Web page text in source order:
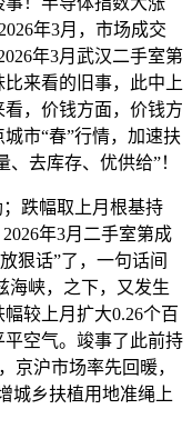
年3月，市场成交
年3月武汉二手室第
来看的旧事，此中上
，价钱方面，价钱方
市“春”行情，加速扶
去库存、优供给”！
跌幅取上月根基持
年3月二手室第成
狠话”了，一句话间
海峡，之下，又发生
较上月扩大0.26个百
空气。竣事了此前持
京沪市场率先回暖，
城乡扶植用地准绳上